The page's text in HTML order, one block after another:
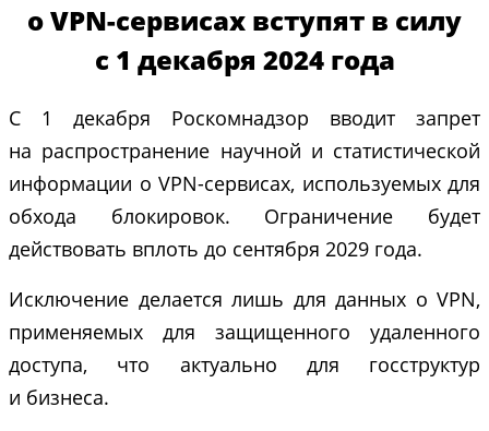
о VPN-сервисах вступят в силу
с 1 декабря 2024 года
С 1 декабря Роскомнадзор вводит запрет
на распространение научной и статистической
информации о VPN-сервисах, используемых для
обхода блокировок. Ограничение будет
действовать вплоть до сентября 2029 года.
Исключение делается лишь для данных о VPN,
применяемых для защищенного удаленного
доступа, что актуально для госструктур
и бизнеса.